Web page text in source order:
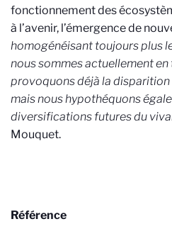
fonctionnement des
à l’avenir, l’émergence de
homogénéisant toujours plus
nous sommes actuellement en
provoquons déjà la
mais nous hypothéquons
diversifications futures du
Mouquet.
Référence